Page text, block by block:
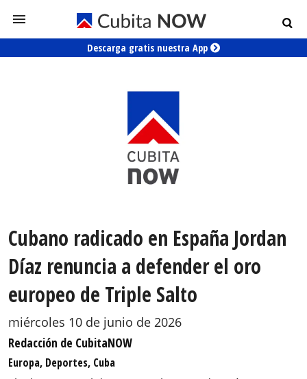
Descarga gratis nuestra App
Cubano radicado en España Jordan
Díaz renuncia a defender el oro
europeo de Triple Salto
miércoles 10 de junio de 2026
Redacción de CubitaNOW
Europa, Deportes, Cuba